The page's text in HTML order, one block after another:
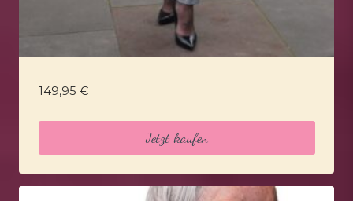
149,95 €
Jetzt kaufen